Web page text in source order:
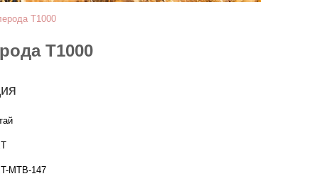
T1000
T1000
MTB-147